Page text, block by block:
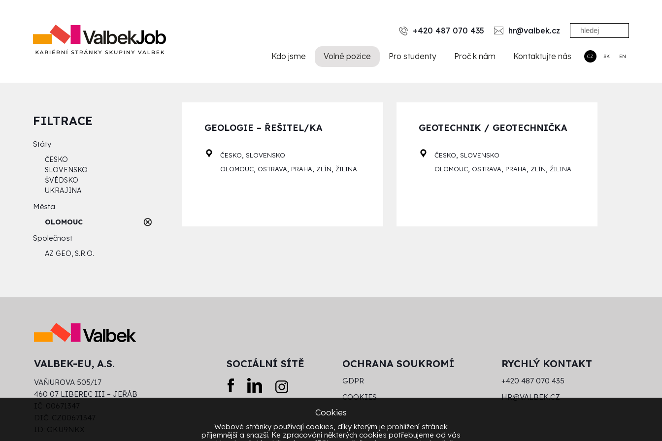
+420 487 070 435 hr@valbek.cz
Kdo jsme Volné pozice Pro studenty Proč k nám Kontaktujte nás CZ SK EN
FILTRACE
Státy
ČESKO
SLOVENSKO
ŠVÉDSKO
UKRAJINA
Města
OLOMOUC
Společnost
AZ GEO, S.R.O.
GEOLOGIE – ŘEŠITEL/KA
ČESKO, SLOVENSKO
OLOMOUC, OSTRAVA, PRAHA, ZLÍN, ŽILINA
GEOTECHNIK / GEOTECHNIČKA
ČESKO,SLOVENSKO
OLOMOUC, OSTRAVA, PRAHA, ZLÍN,ŽILINA
VALBEK-EU, A.S. SOCIÁLNÍ SÍTĚ OCHRANA SOUKROMÍ RYCHLÝ KONTAKT
VAŇUROVA 505/17
460 07 LIBEREC III – JEŘÁB
IČ: 00671347
DIČ: CZ00671347
ID: GKU9NKX
GDPR
COOKIES
+420 487 070 435
HR@VALBEK.CZ
Cookies
Webové stránky používají cookies, díky kterým je prohlížení stránek
příjemnější a snazší. Ke zpracování některých cookies potřebujeme od vás